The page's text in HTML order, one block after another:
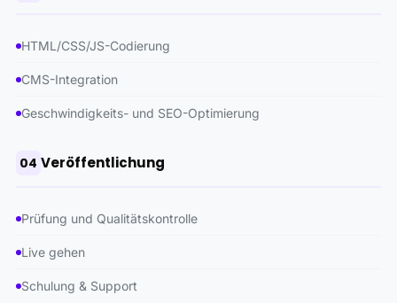
HTML/CSS/JS-Codierung
CMS-Integration
Geschwindigkeits- und SEO-Optimierung
04 Veröffentlichung
Prüfung und Qualitätskontrolle
Live gehen
Schulung & Support